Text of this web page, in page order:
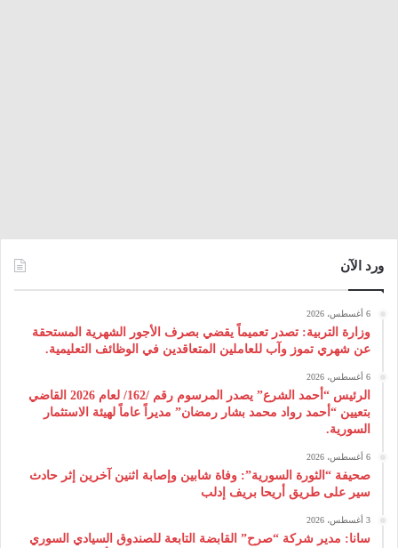
ورد الآن
6 أغسطس، 2026
وزارة التربية: تصدر تعميماً يقضي بصرف الأجور الشهرية المستحقة
عن شهري تموز وآب للعاملين المتعاقدين في الوظائف التعليمية.
6 أغسطس، 2026
الرئيس “أحمد الشرع” يصدر المرسوم رقم /162/ لعام 2026 ‌القاضي
بتعيين “أحمد رواد محمد بشار رمضان” مديراً عاماً لهيئة ‌الاستثمار
السورية.
6 أغسطس، 2026
صحيفة “الثورة السورية”: وفاة شابين وإصابة اثنين آخرين إثر حادث
سير على طريق أريحا بريف إدلب
3 أغسطس، 2026
سانا: مدير شركة “صرح” القابضة التابعة للصندوق السيادي السوري